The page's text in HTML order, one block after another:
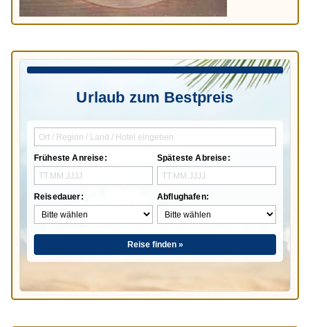
Urlaub zum Bestpreis
Früheste Anreise:
Reisedauer:
Späteste Abreise:
Abflughafen:
Reise finden »